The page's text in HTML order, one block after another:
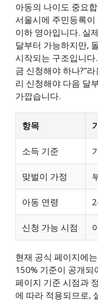
아동의 나이도 중요
서울시에 주민등록
이하 영아입니다. 실
달부터 가능하지만,
시작되는 구조입니다
금 신청해야 하나?”
리 신청해야 다음 달
가깝습니다.
항목
소득 기준
맞벌이 가정
아동 연령
신청 가능 시점
현재 공식 페이지에
150% 기준이 공개되
페이지 기준 시점과
에 따라 적용되므로,